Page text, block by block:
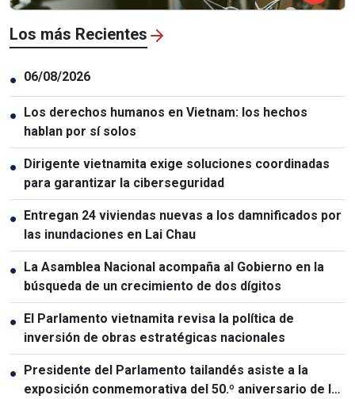
Los más Recientes
● 06/08/2026
● Los derechos humanos en Vietnam: los hechos
hablan por sí solos
● Dirigente vietnamita exige soluciones coordinadas
para garantizar la ciberseguridad
● Entregan 24 viviendas nuevas a los damnificados por
las inundaciones en Lai Chau
● La Asamblea Nacional acompaña al Gobierno en la
búsqueda de un crecimiento de dos dígitos
● El Parlamento vietnamita revisa la política de
inversión de obras estratégicas nacionales
● Presidente del Parlamento tailandés asiste a la
exposición conmemorativa del 50.º aniversario de las